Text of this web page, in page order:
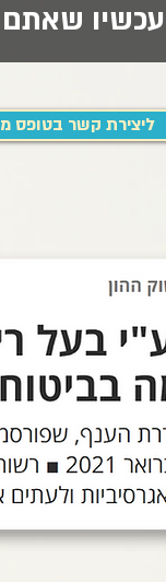
שאתם
ליצירת קשר בטופס